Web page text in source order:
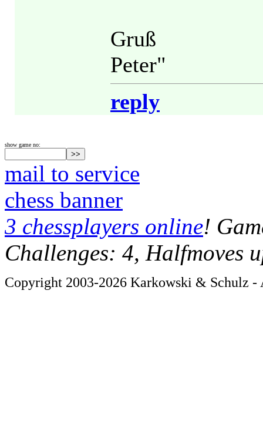
Gruß
Peter"
reply
show game no:
mail to service
chess banner
3 chessplayers online!
Challenges: 4, Halfmoves
Copyright 2003-2026 Karkowski & Schulz